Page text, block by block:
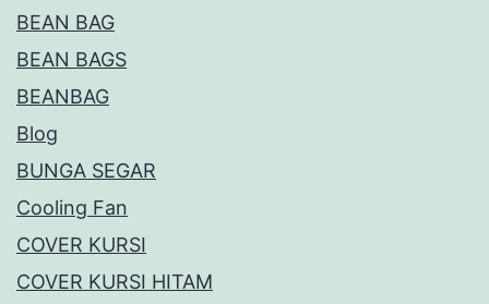
BEAN BAG
BEAN BAGS
BEANBAG
Blog
BUNGA SEGAR
Cooling Fan
COVER KURSI
COVER KURSI HITAM